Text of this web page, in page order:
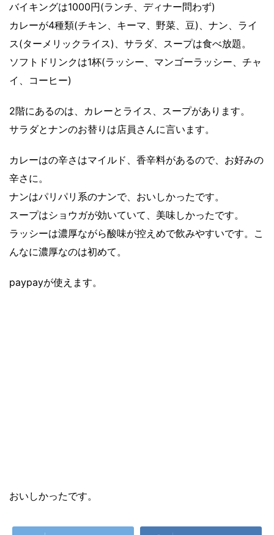
バイキングは1000円(ランチ、ディナー問わず)
カレーが4種類(チキン、キーマ、野菜、豆)、ナン、ライ
ス(ターメリックライス)、サラダ、スープは食べ放題。
ソフトドリンクは1杯(ラッシー、マンゴーラッシー、チャ
イ、コーヒー)
2階にあるのは、カレーとライス、スープがあります。
サラダとナンのお替りは店員さんに言います。
カレーはの辛さはマイルド、香辛料があるので、お好みの
辛さに。
ナンはパリパリ系のナンで、おいしかったです。
スープはショウガが効いていて、美味しかったです。
ラッシーは濃厚ながら酸味が控えめで飲みやすいです。こ
んなに濃厚なのは初めて。
paypayが使えます。
おいしかったです。